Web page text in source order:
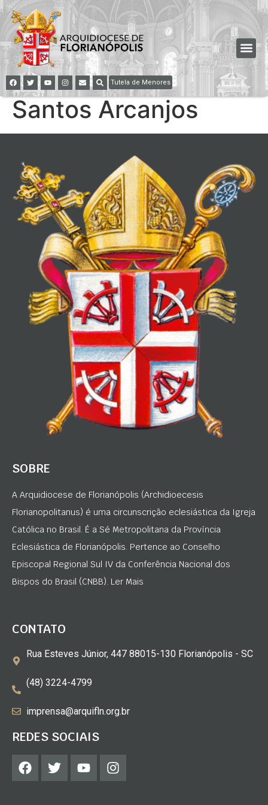
Tutela de Menores
Santos Arcanjos
SOBRE
A Arquidiocese de Florianópolis (Archidioecesis
Florianopolitanus) é uma circunscrição eclesiástica da Igreja
Católica no Brasil. É a Sé Metropolitana da Província
Eclesiástica de Florianópolis. Pertence ao Conselho
Episcopal Regional Sul IV da Conferência Nacional dos
Bispos do Brasil (CNBB). Ler Mais
CONTATO
Rua Esteves Júnior, 447 88015-130 Florianópolis - SC
(48) 3224-4799
imprensa@arquifln.org.br
REDES SOCIAIS